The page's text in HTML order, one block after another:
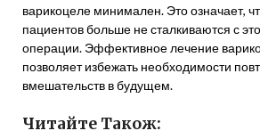
варикоцеле минимален. Это означает,
пациентов больше не сталкиваются с
операции. Эффективное лечение
позволяет избежать необходимости
вмешательств в будущем.
Читайте Також: